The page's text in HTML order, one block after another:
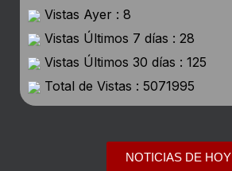
Vistas Ayer : 8
Vistas Últimos 7 días : 28
Vistas Últimos 30 días : 125
Total de Vistas : 5071995
NOTICIAS DE HOY